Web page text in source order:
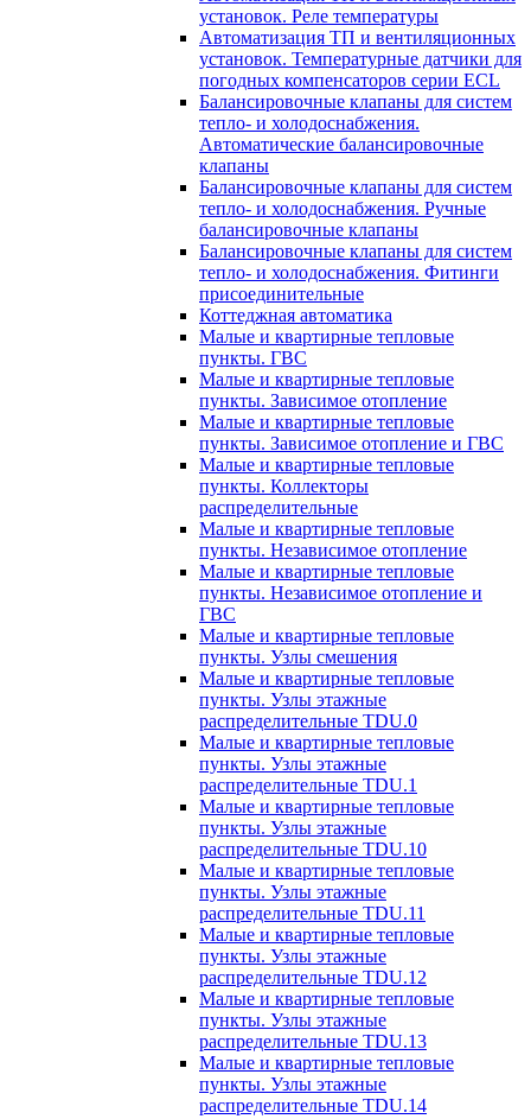
установок. Реле температуры
Автоматизация ТП и вентиляционных
установок. Температурные датчики для
погодных компенсаторов серии ECL
Балансировочные клапаны для систем
тепло- и холодоснабжения.
Автоматические балансировочные
клапаны
Балансировочные клапаны для систем
тепло- и холодоснабжения. Ручные
балансировочные клапаны
Балансировочные клапаны для систем
тепло- и холодоснабжения. Фитинги
присоединительные
Коттеджная автоматика
Малые и квартирные тепловые
пункты. ГВС
Малые и квартирные тепловые
пункты. Зависимое отопление
Малые и квартирные тепловые
пункты. Зависимое отопление и ГВС
Малые и квартирные тепловые
пункты. Коллекторы
распределительные
Малые и квартирные тепловые
пункты. Независимое отопление
Малые и квартирные тепловые
пункты. Независимое отопление и
ГВС
Малые и квартирные тепловые
пункты. Узлы смешения
Малые и квартирные тепловые
пункты. Узлы этажные
распределительные TDU.0
Малые и квартирные тепловые
пункты. Узлы этажные
распределительные TDU.1
Малые и квартирные тепловые
пункты. Узлы этажные
распределительные TDU.10
Малые и квартирные тепловые
пункты. Узлы этажные
распределительные TDU.11
Малые и квартирные тепловые
пункты. Узлы этажные
распределительные TDU.12
Малые и квартирные тепловые
пункты. Узлы этажные
распределительные TDU.13
Малые и квартирные тепловые
пункты. Узлы этажные
распределительные TDU.14